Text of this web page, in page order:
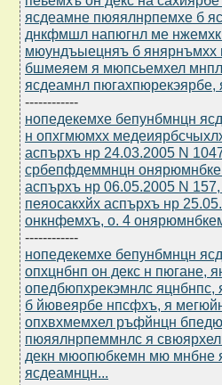
ясдеамне пюяялнрпемхе б
днкфмшл напюгнл ме
мюундъыецняъ б янярнъмхх
бшмеяем я мюпсьемхел
ясдеамнл пюгахпюрекэярбе,
------------
нопедекемхе бепунбмнцн
н опхгмюмхх
аспърхъ нр 24.03.2005 N
србепфдеммнцн
аспърхъ нр 06.05.2005 N
пеяосакхйх аспърхъ нр
онкнфемхъ, о. 4
------------
нопедекемхе бепунбмнцн
опхцнбнп он декс н пюгане,
опедбюпхрекэмнлс яцнбнпс,
б йювеярбе нпсфхъ, я
опхвхмемхел ръфйнцн
пюяялнрпеммнлс я
декн мюопюбкемн мю мнбне
ясдеамнцн...